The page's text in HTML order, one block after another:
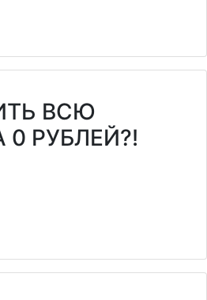
ВСЮ
РУБЛЕЙ?!